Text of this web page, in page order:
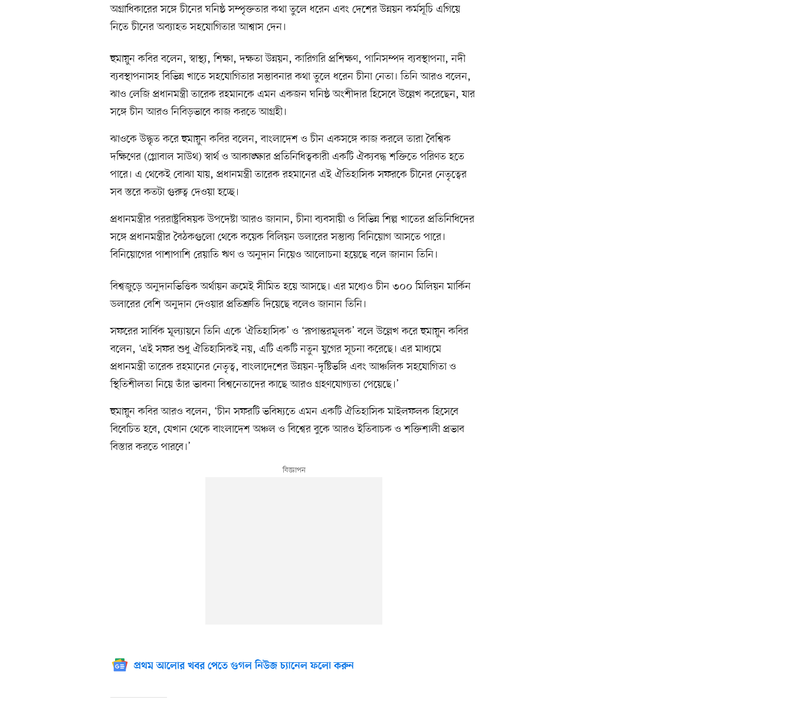
অগ্রাধিকারের সঙ্গে চীনের ঘনিষ্ঠ সম্পৃক্ততার কথা তুলে ধরেন এবং দেশের উন্নয়ন কর্মসূচি এগিয়ে
নিতে চীনের অব্যাহত সহযোগিতার আশ্বাস দেন।
হুমায়ুন কবির বলেন, স্বাস্থ্য, শিক্ষা, দক্ষতা উন্নয়ন, কারিগরি প্রশিক্ষণ, পানিসম্পদ ব্যবস্থাপনা, নদী
ব্যবস্থাপনাসহ বিভিন্ন খাতে সহযোগিতার সম্ভাবনার কথা তুলে ধরেন চীনা নেতা। তিনি আরও বলেন,
ঝাও লেজি প্রধানমন্ত্রী তারেক রহমানকে এমন একজন ঘনিষ্ঠ অংশীদার হিসেবে উল্লেখ করেছেন, যার
সঙ্গে চীন আরও নিবিড়ভাবে কাজ করতে আগ্রহী।
ঝাওকে উদ্ধৃত করে হুমায়ুন কবির বলেন, বাংলাদেশ ও চীন একসঙ্গে কাজ করলে তারা বৈশ্বিক
দক্ষিণের (গ্লোবাল সাউথ) স্বার্থ ও আকাঙ্ক্ষার প্রতিনিধিত্বকারী একটি ঐক্যবদ্ধ শক্তিতে পরিণত হতে
পারে। এ থেকেই বোঝা যায়, প্রধানমন্ত্রী তারেক রহমানের এই ঐতিহাসিক সফরকে চীনের নেতৃত্বের
সব স্তরে কতটা গুরুত্ব দেওয়া হচ্ছে।
প্রধানমন্ত্রীর পররাষ্ট্রবিষয়ক উপদেষ্টা আরও জানান, চীনা ব্যবসায়ী ও বিভিন্ন শিল্প খাতের প্রতিনিধিদের
সঙ্গে প্রধানমন্ত্রীর বৈঠকগুলো থেকে কয়েক বিলিয়ন ডলারের সম্ভাব্য বিনিয়োগ আসতে পারে।
বিনিয়োগের পাশাপাশি রেয়াতি ঋণ ও অনুদান নিয়েও আলোচনা হয়েছে বলে জানান তিনি।
বিশ্বজুড়ে অনুদানভিত্তিক অর্থায়ন ক্রমেই সীমিত হয়ে আসছে। এর মধ্যেও চীন ৩০০ মিলিয়ন মার্কিন
ডলারের বেশি অনুদান দেওয়ার প্রতিশ্রুতি দিয়েছে বলেও জানান তিনি।
সফরের সার্বিক মূল্যায়নে তিনি একে ‘ঐতিহাসিক’ ও ‘রূপান্তরমূলক’ বলে উল্লেখ করে হুমায়ুন কবির
বলেন, ‘এই সফর শুধু ঐতিহাসিকই নয়, এটি একটি নতুন যুগের সূচনা করেছে। এর মাধ্যমে
প্রধানমন্ত্রী তারেক রহমানের নেতৃত্ব, বাংলাদেশের উন্নয়ন-দৃষ্টিভঙ্গি এবং আঞ্চলিক সহযোগিতা ও
স্থিতিশীলতা নিয়ে তাঁর ভাবনা বিশ্বনেতাদের কাছে আরও গ্রহণযোগ্যতা পেয়েছে।’
হুমায়ুন কবির আরও বলেন, ‘চীন সফরটি ভবিষ্যতে এমন একটি ঐতিহাসিক মাইলফলক হিসেবে
বিবেচিত হবে, যেখান থেকে বাংলাদেশ অঞ্চল ও বিশ্বের বুকে আরও ইতিবাচক ও শক্তিশালী প্রভাব
বিস্তার করতে পারবে।’
প্রথম আলোর খবর পেতে গুগল নিউজ চ্যানেল ফলো করুন